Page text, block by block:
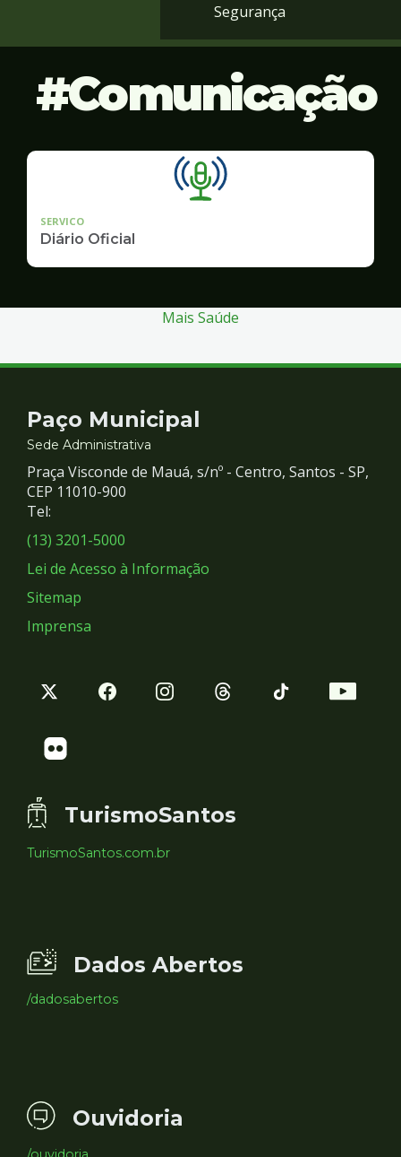
Segurança
Comunicação
SERVICO
Diário Oficial
Mais Saúde
Contato
e
Redes
Sociais
Paço Municipal
Sede Administrativa
Praça Visconde de Mauá, s/nº - Centro, Santos - SP,
CEP 11010-900
Tel:
(13) 3201-5000
Lei de Acesso à Informação
Sitemap
Imprensa
TurismoSantos
TurismoSantos.com.br
Dados Abertos
/dadosabertos
Ouvidoria